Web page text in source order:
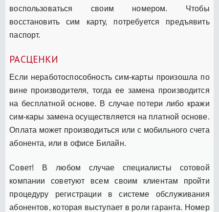
воспользоваться своим номером. Чтобы
восстановить сим карту, потребуется предъявить
паспорт.
РАСЦЕНКИ
Если неработоспособность сим-карты произошла по
вине производителя, тогда ее замена производится
на бесплатной основе. В случае потери либо кражи
сим-кары замена осуществляется на платной основе.
Оплата может производиться или с мобильного счета
абонента, или в офисе Билайн.
Совет! В любом случае специалисты сотовой
компании советуют всем своим клиентам пройти
процедуру регистрации в системе обслуживания
абонентов, которая выступает в роли гаранта. Номер